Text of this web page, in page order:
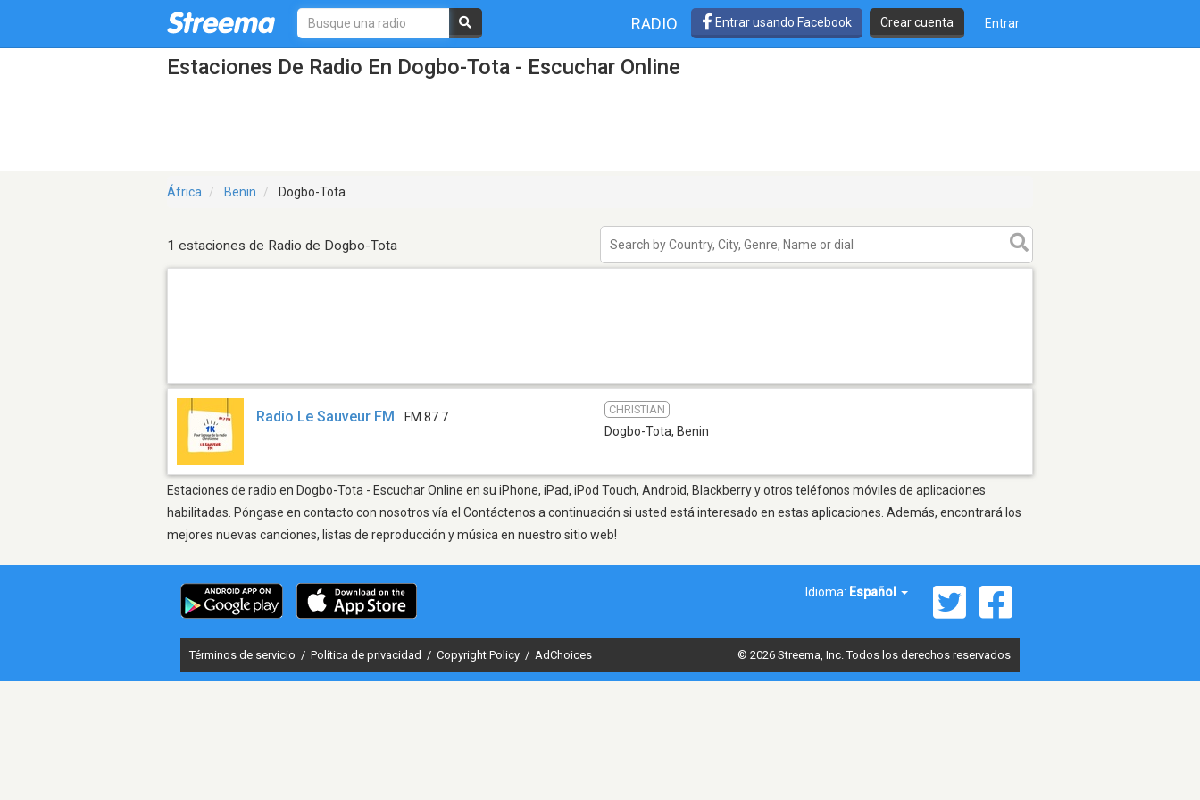
RADIO Entrar usando Facebook Crear cuenta Entrar
Estaciones De Radio En Dogbo-Tota - Escuchar Online
África Benin Dogbo-Tota
1 estaciones de Radio de Dogbo-Tota
Radio Le Sauveur FM FM 87.7
CHRISTIAN
Dogbo-Tota, Benin
Estaciones de radio en Dogbo-Tota - Escuchar Online en su iPhone, iPad, iPod Touch, Android, Blackberry y otros teléfonos móviles de aplicaciones
habilitadas. Póngase en contacto con nosotros vía el Contáctenos a continuación si usted está interesado en estas aplicaciones. Además, encontrará los
mejores nuevas canciones, listas de reproducción y música en nuestro sitio web!
Idioma: Español
Términos de servicio / Política de privacidad / Copyright Policy / AdChoices © 2026 Streema, Inc. Todos los derechos reservados